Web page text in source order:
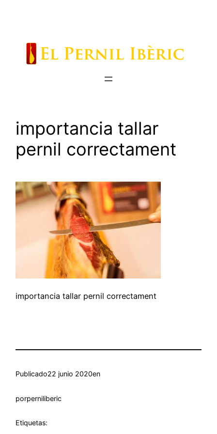
importancia tallar
pernil correctament
importancia tallar pernil correctament
Publicado22 junio 2020en
porperniliberic
Etiquetas: